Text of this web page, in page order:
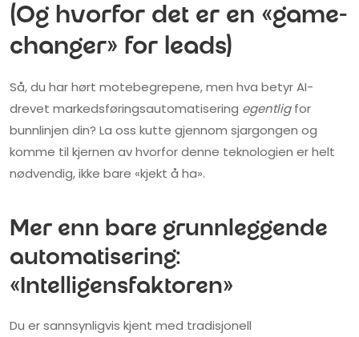
(Og hvorfor det er en «game-
changer» for leads)
Så, du har hørt motebegrepene, men hva betyr AI-
drevet markedsføringsautomatisering egentligfor
bunnlinjen din? La oss kutte gjennom sjargongen og
komme til kjernen av hvorfor denne teknologien er helt
nødvendig, ikke bare «kjekt å ha».
Mer enn bare grunnleggende
automatisering:
«Intelligensfaktoren»
Du er sannsynligvis kjent med tradisjonell